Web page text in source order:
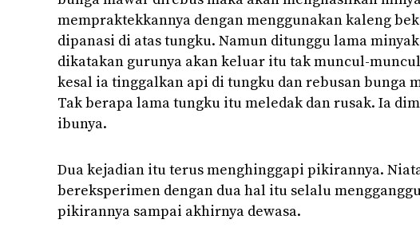
mempraktekkannya dengan menggunakan kaleng
dipanasi di atas tungku. Namun ditunggu lama
dikatakan gurunya akan keluar itu tak muncul-
kesal ia tinggalkan api di tungku dan rebusan bunga
Tak berapa lama tungku itu meledak dan rusak. Ia
ibunya.
Dua kejadian itu terus menghinggapi pikirannya.
bereksperimen dengan dua hal itu selalu
pikirannya sampai akhirnya dewasa.